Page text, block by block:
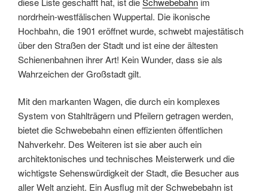
nordrhein-westfälischen Wuppertal. Die ikonische
Hochbahn, die 1901 eröffnet wurde, schwebt majestätisch
über den Straßen der Stadt und ist eine der ältesten
Schienenbahnen ihrer Art! Kein Wunder, dass sie als
Wahrzeichen der Großstadt gilt.
Mit den markanten Wagen, die durch ein komplexes
System von Stahlträgern und Pfeilern getragen werden,
bietet die Schwebebahn einen effizienten öffentlichen
Nahverkehr. Des Weiteren ist sie aber auch ein
architektonisches und technisches Meisterwerk und die
wichtigste Sehenswürdigkeit der Stadt, die Besucher aus
aller Welt anzieht. Ein Ausflug mit der Schwebebahn ist